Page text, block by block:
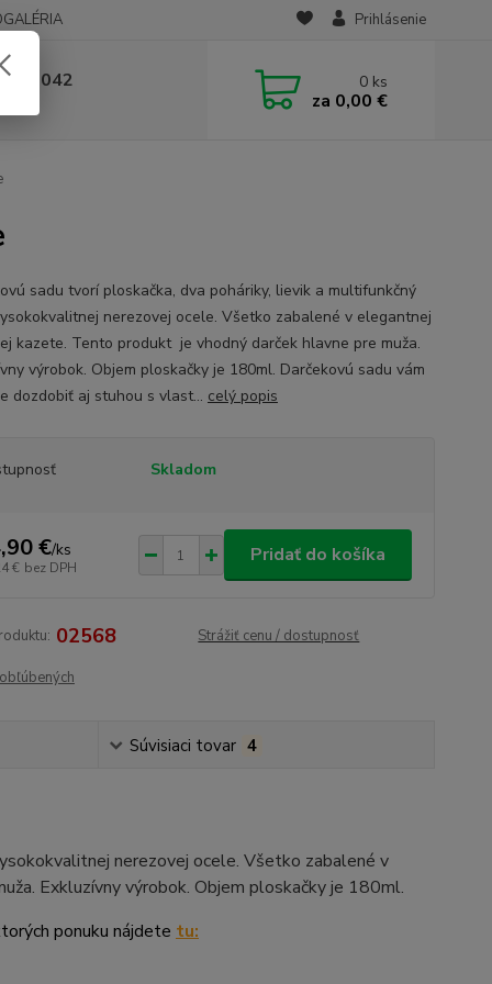
Prihlásenie
236 042 0 ks
za 0,00 €
sadu tvorí ploskačka, dva poháriky, lievik a multifunkčný
nerezovej ocele. Všetko zabalené v elegantnej
kazete. Tento produkt je vhodný darček hlavne pre muža.
výrobok. Objem ploskačky je 180ml. Darčekovú sadu vám
dozdobiť aj stuhou s vlast... celý popis
Skladom
€/ks
€ bez DPH
Pridať do košíka
02568 Strážiť cenu / dostupnosť
Súvisiaci tovar 4
nerezovej ocele. Všetko zabalené v
Exkluzívny výrobok. Objem ploskačky je 180ml.
ponuku nájdete tu: